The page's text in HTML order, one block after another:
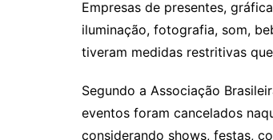
Empresas de presentes,
iluminação, fotografia, som,
tiveram medidas restritivas
Segundo a Associação
eventos foram cancelados
considerando shows, festas,